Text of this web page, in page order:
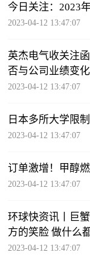
今日关注：2023
2023-04-12 13:47:07
英杰电气收关注
否与公司业绩变
2023-04-12 13:47:07
日本多所大学限
2023-04-12 13:47:07
订单激增！甲醇
2023-04-12 13:47:07
环球快资讯丨巨
方的笑脸 做什么
2023-04-12 13:47:07